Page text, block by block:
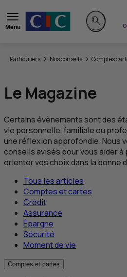
Menu
Rechercher
Particuliers Nos conseils Comptes
Le Magazine
Certains évènements sont des
vie personnelle, familiale ou
une réflexion approfondie. Nous
conseils avisés pour vous aider à
orienter vos choix dans la bonne
Tous les articles
Comptes et cartes
Crédit
Assurance
Épargne
Sécurité
Moment de vie
Comptes et cartes